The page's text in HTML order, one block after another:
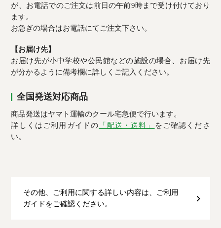
が、お電話でのご注文は前日の午前9時まで受け付けており
ます。
お急ぎの場合はお電話にてご注文下さい。
【お届け先】
お届け先が小中学校や公民館などの施設の場合、お届け先
が分かるように備考欄に詳しくご記入ください。
全国発送対応商品
商品発送はヤマト運輸のクール宅急便で行います。
詳しくはご利用ガイドの 「配送・送料」
をご確認くださ
い。
その他、ご利用に関する詳しい内容は、ご利用
ガイドをご確認ください。